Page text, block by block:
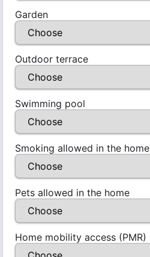
Garden
Outdoor terrace
Swimming pool
Smoking allowed in the home
Pets allowed in the home
Home mobility access (PMR)